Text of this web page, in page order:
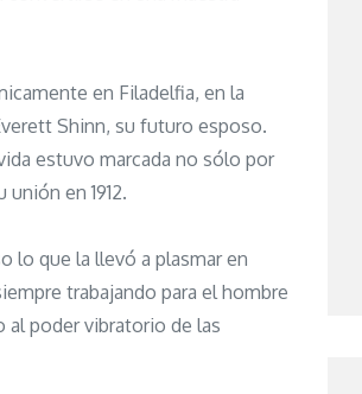
Shinnen Filadelfia, en la
Shinn, su futuro esposo.
estuvo marcada no sólo por
en 1912.
lo que la llevó a plasmar en
trabajando para el hombre
al poder vibratorio de las